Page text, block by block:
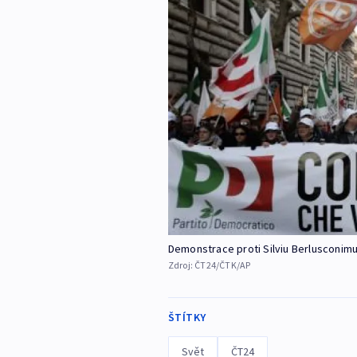
Demonstrace proti Silviu
Zdroj: ČT24/ČTK/AP
ŠTÍTKY
Svět ČT24